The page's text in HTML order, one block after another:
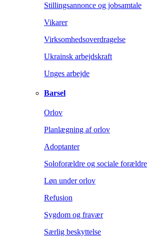
Stillingsannonce og jobsamtale
Vikarer
Virksomhedsoverdragelse
Ukrainsk arbejdskraft
Unges arbejde
Barsel
Orlov
Planlægning af orlov
Adoptanter
Soloforældre og sociale forældre
Løn under orlov
Refusion
Sygdom og fravær
Særlig beskyttelse